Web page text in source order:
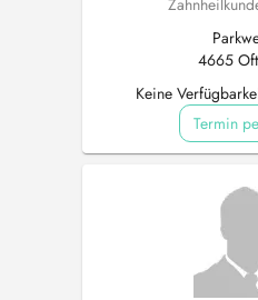
4665
Keine
Termin